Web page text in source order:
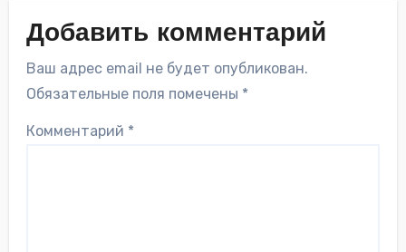
Добавить комментарий
Ваш адрес email не будет опубликован.
Обязательные поля помечены *
Комментарий *